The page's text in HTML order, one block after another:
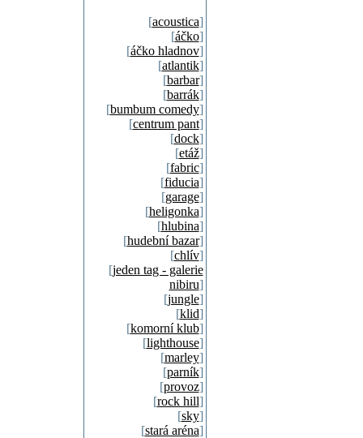
[acoustica]
[áčko]
[áčko hladnov]
[atlantik]
[barbar]
[barrák]
[bumbum comedy]
[centrum pant]
[dock]
[etáž]
[fabric]
[fiducia]
[garage]
[heligonka]
[hlubina]
[hudební bazar]
[chlív]
[jeden tag - galerie
nibiru]
[jungle]
[klid]
[komorní klub]
[lighthouse]
[marley]
[parník]
[provoz]
[rock hill]
[sky]
[stará aréna]